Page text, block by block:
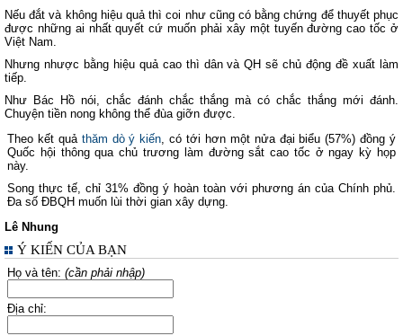
Nếu đắt và không hiệu quả thì coi như cũng có bằng chứng để thuyết phục
được những ai nhất quyết cứ muốn phải xây một tuyến đường cao tốc ở
Việt Nam.
Nhưng nhược bằng hiệu quả cao thì dân và QH sẽ chủ động đề xuất làm
tiếp.
Như Bác Hồ nói, chắc đánh chắc thắng mà có chắc thắng mới đánh.
Chuyện tiền nong không thể đùa giỡn được.
Theo kết quả thăm dò ý kiến, có tới hơn một nửa đại biểu (57%) đồng ý
Quốc hội thông qua chủ trương làm đường sắt cao tốc ở ngay kỳ họp
này.
Song thực tế, chỉ 31% đồng ý hoàn toàn với phương án của Chính phủ.
Đa số ĐBQH muốn lùi thời gian xây dựng.
Lê Nhung
Ý KIẾN CỦA BẠN
Họ và tên: (cần phải nhập)
Địa chỉ: